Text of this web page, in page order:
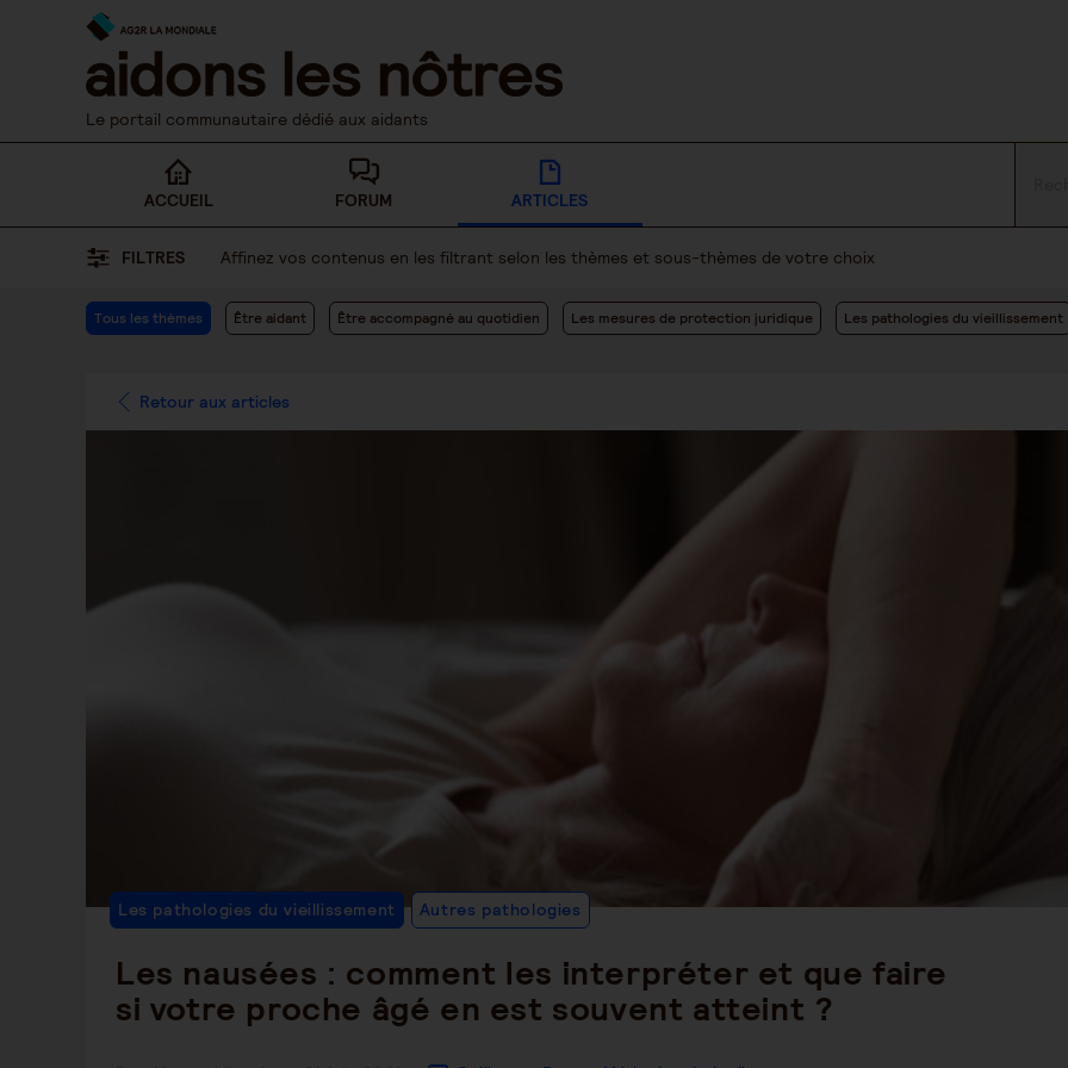
Le portail communautaire dédié aux aidants
ACCUEIL FORUM ARTICLES
FILTRES Affinez vos contenus en les filtrant selon les thèmes et sous-thèmes de votre choix
Tous les thèmes Être aidant Être accompagné au quotidien Les mesures de protection juridique Les pathologies du vieillissement
Retour aux articles
Les nausées : comment les interpréter et que faire
si votre proche âgé en est souvent atteint ?
Les pathologies du vieillissement Autres pathologies